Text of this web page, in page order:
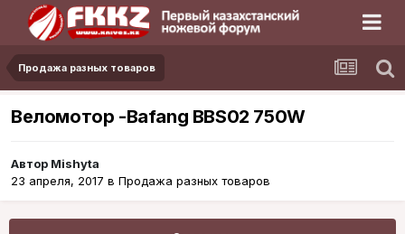
Продажа разных товаров
Веломотор -Bafang BBS02 750W
Автор Mishyta
23 апреля, 2017 в Продажа разных товаров